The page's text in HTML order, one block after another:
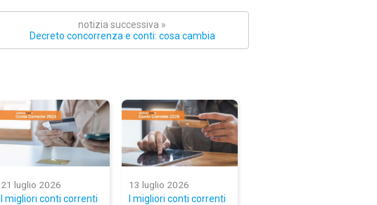
notizia successiva »
Decreto concorrenza e conti: cosa cambia
21 luglio 2026
I migliori conti correnti
13 luglio 2026
I migliori conti correnti